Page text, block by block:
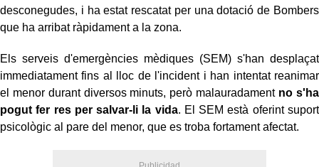
desconegudes, i ha estat rescatat per una dotació de Bombers
que ha arribat ràpidament a la zona.
Els serveis d'emergències mèdiques (SEM) s'han desplaçat
immediatament fins al lloc de l'incident i han intentat reanimar
el menor durant diversos minuts, però malauradament no s'ha
pogut fer res per salvar-li la vida. El SEM està oferint suport
psicològic al pare del menor, que es troba fortament afectat.